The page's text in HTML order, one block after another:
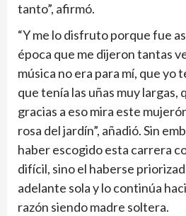
tanto”, afirmó.
“Y me lo disfruto porque fue
época que me dijeron tantas
música no era para mí, que yo
que tenía las uñas muy largas,
gracias a eso mira este
rosa del jardín”, añadió. Sin
haber escogido esta carrera
difícil, sino el haberse
adelante sola y lo continúa
razón siendo madre soltera.